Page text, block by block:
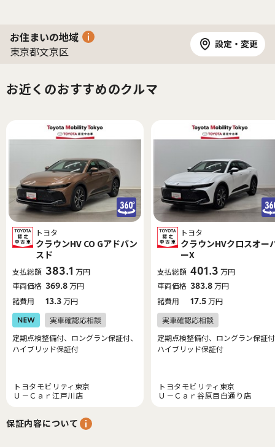
お住まいの地域
東京都文京区
設定・変更
お近くのおすすめのクルマ
トヨタ
クラウンHV CO Gアドバン
スド
支払総額 383.1 万円
車両価格 369.8万円
諸費用
13.3万円
定期点検整備付、ロングラン保証付、
ハイブリッド保証付
トヨタモビリティ東京
Ｕ－Ｃａｒ江戸川店
トヨタ
クラウンHVクロスオー
ーX
支払総額 401.3 万円
車両価格 383.8万円
諸費用
17.5万円
定期点検整備付、ロングラン保証
ハイブリッド保証付
トヨタモビリティ東京
Ｕ－Ｃａｒ谷原目白通り店
保証内容について